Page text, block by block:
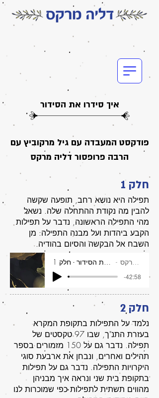
איך סידרו את הסידור
פודקסט המעבדה עם גיל מרקוביץ עם
הרבה פרופסור דליה מרקס
חלק 1
תפילה היא נושא רחב, תופעה שקשה
להבין מה נקודת ההתחלה שלה. נשאל
מהי התפילה הראשונה, נדבר על תפילות
הקבע ביהדות ועל מבנה התפילה: מן
השבח אל הבקשה והסיום בהודיה.
איך סידרו את הסידור - חלק 1 דליה מרקס
-42:58
חלק 2
נלמד על התפילות בתקופת המקרא
בעזרת התנ"ך, שבו 97 טקסטים של
תפילה. נדבר גם על 150 מזמורים בספר
תהילים ואחרים, ונבחן את ארבעת סוגי
היקרויות התפילה. נדבר גם על תפילות
בתקופת בית שני ונראה איך מבניהן
מהווים תשתית לתפילות כפי שמוכרות לנו